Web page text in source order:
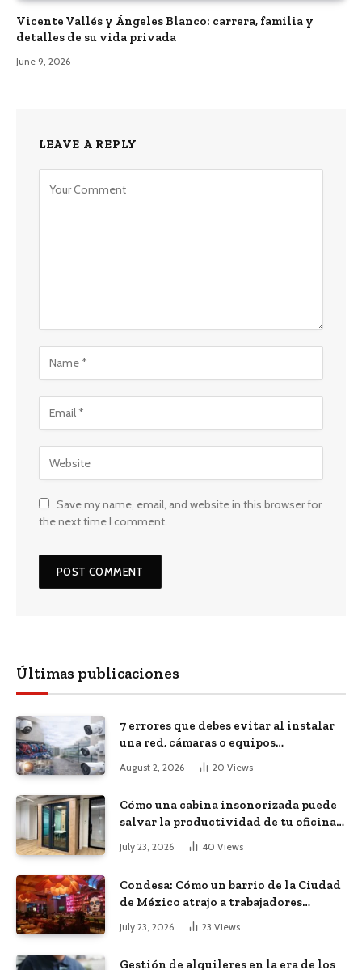
Vicente Vallés y Ángeles Blanco: carrera, familia y
detalles de su vida privada
June 9, 2026
LEAVE A REPLY
Save my name, email, and website in this browser for
the next time I comment.
Últimas publicaciones
7 errores que debes evitar al instalar
una red, cámaras o equipos
tecnológicos en una empresa
August 2, 2026 20 Views
Cómo una cabina insonorizada puede
salvar la productividad de tu oficina
July 23, 2026 40 Views
Condesa: Cómo un barrio de la Ciudad
de México atrajo a trabajadores
remotos de todo el mundo
July 23, 2026 23 Views
Gestión de alquileres en la era de los